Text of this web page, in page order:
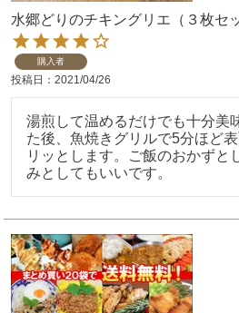
水郷どりのチキングリエ（３枚セ
購入者
投稿日 2021/04/26
湯煎して温めるだけでも十分美
た後、魚焼きグリルで5分ほど
リッとします。ご飯のおかずと
みとしてもいいです。